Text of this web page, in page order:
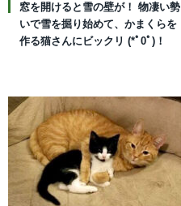
窓を開けると雪の壁が！ 物凄い勢
いで雪を掘り始めて、かまくらを
作る猫さんにビックリ (*ﾟ0ﾟ)！